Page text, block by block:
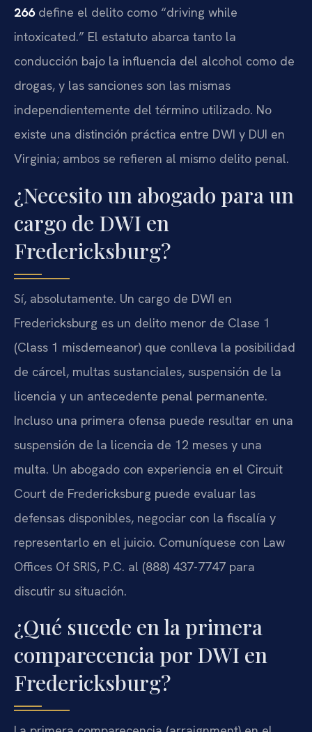
266define el delito como “driving while
intoxicated.” El estatuto abarca tanto la
conducción bajo la influencia del alcohol como de
drogas, y las sanciones son las mismas
independientemente del término utilizado. No
existe una distinción práctica entre DWI y DUI en
Virginia; ambos se refieren al mismo delito penal.
¿Necesito un abogado para un
cargo de DWI en
Fredericksburg?
Sí, absolutamente. Un cargo de DWI en
Fredericksburg es un delito menor de Clase 1
(Class 1 misdemeanor) que conlleva la posibilidad
de cárcel, multas sustanciales, suspensión de la
licencia y un antecedente penal permanente.
Incluso una primera ofensa puede resultar en una
suspensión de la licencia de 12 meses y una
multa. Un abogado con experiencia en el Circuit
Court de Fredericksburg puede evaluar las
defensas disponibles, negociar con la fiscalía y
representarlo en el juicio. Comuníquese con Law
Offices Of SRIS, P.C. al (888) 437-7747 para
discutir su situación.
¿Qué sucede en la primera
comparecencia por DWI en
Fredericksburg?